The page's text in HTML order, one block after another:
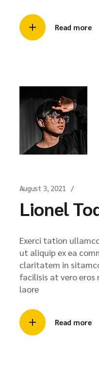
Read more
August 3, 2021
Lionel
Exerci tation
ut aliquip ex ea
claritatem in
facilisis at vero
laore
Read more